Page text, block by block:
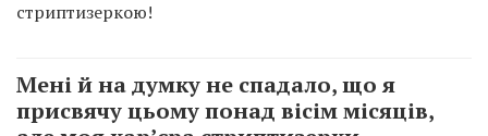
стриптизеркою!
Мені й на думку не спадало, що я
присвячу цьому понад вісім місяців,